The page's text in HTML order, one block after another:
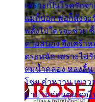
เพราะเป็นโรครักจ
แม่ก็บอก พ่อก็สั่งจะ
พลั้งไปใครจะช่วย
ตามสนอง จึงเศร้า
ตระหนัก เพราะไม่
ตมน้ำคลอง หลงลิ้น
โชย คำหวาน เขาว
มาบานก่อนตูม ดุจไ